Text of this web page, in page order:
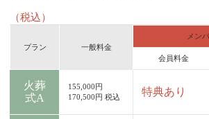
（税込）
プラン 一般料金
メン
会員料金
火葬
式A
155,000円
170,500円 税込
特典あり